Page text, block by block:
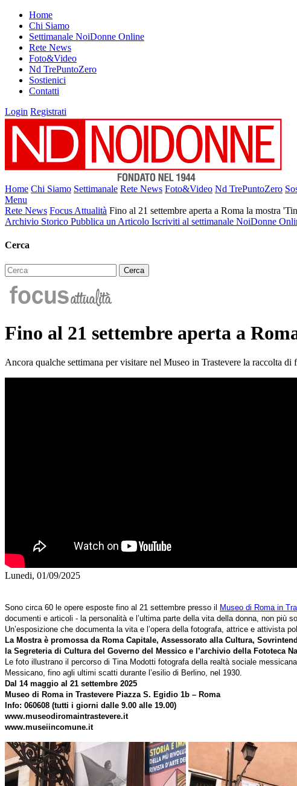
Home
Chi Siamo
Settimanale NoiDonne Online
Rete News
Foto&Video
Nd TrePuntoZero
Sostienici
Contatti
Login Registrati
Home Chi Siamo Settimanale Rete News Foto&Video Nd TrePuntoZero
Menu
Rete News Focus Attualità Fino al 21 settembre aperta a Roma la mostra
Archivio Storico Pubblica un Articolo Iscriviti al settimanale NoiDonne
Cerca
Fino al 21 settembre aperta a
Ancora qualche settimana per visitare nel Museo in Trastevere la raccolta
Lunedi, 01/09/2025
Sono circa 60 le opere esposte fino al 21 settembre presso il Museo di Roma in
documenti e articoli - la personalità e l’ultima parte della vita della donna, non più
Un’esposizione che documenta la vita e l’opera della fotografa, attrice e attivista
La Mostra è promossa da Roma Capitale, Assessorato alla Cultura,
la Segreteria di Cultura del Governo del Messico e l’archivio della Fototeca
Le foto illustrano il percorso di Tina Modotti fotografa della realtà sociale
Messicano, fino agli ultimi scatti durante l’esilio di Berlino, nel 1930.
Dal 14 maggio al 21 settembre 2025
Museo di Roma in Trastevere Piazza S. Egidio 1b – Roma
Info: 060608 (tutti i giorni dalle 9.00 alle 19.00)
www.museodiromaintrastevere.it
www.museiincomune.it